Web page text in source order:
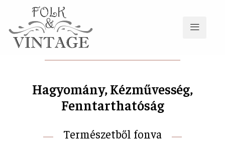
Hagyomány, Kézművesség,
Fenntarthatóság
Természetből fonva